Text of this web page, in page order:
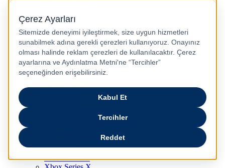
iPhone 13
iPhone 12
iPhone 11
iPhone SE
Dyson Airwrap
Dyson V15
Dyson V15 Detect Submarine
Dyson Airstrait
Samsung Galaxy S25 Ultra
PS4 / Playstation 4
Nintendo Switch
Xbox Series S